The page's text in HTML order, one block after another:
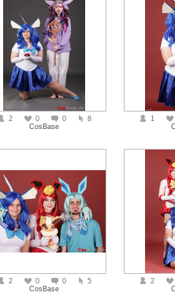
2 0 0
8
CosBase
1
2 0 0
5
CosBase
2